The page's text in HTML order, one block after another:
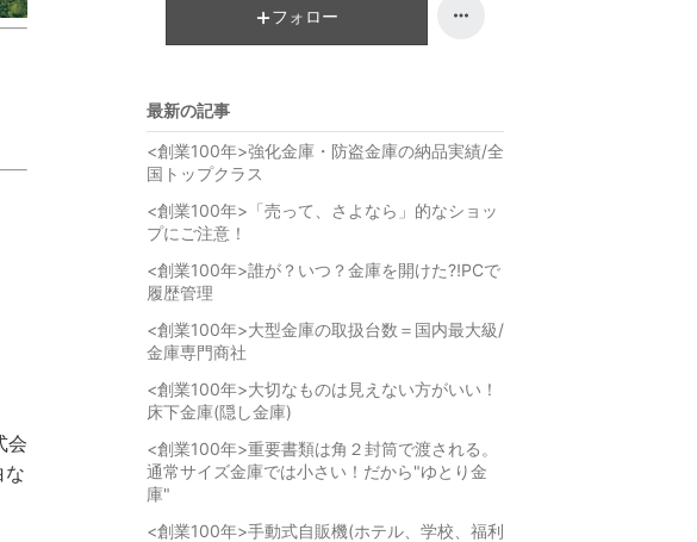
会
な
フォロー
最新の記事
<創業100年>強化金庫・防盗金庫の納品実績/全
国トップクラス
<創業100年>「売って、さよなら」的なショッ
プにご注意！
<創業100年>誰が？いつ？金庫を開けた⁈PCで
履歴管理
<創業100年>大型金庫の取扱台数＝国内最大級/
金庫専門商社
<創業100年>大切なものは見えない方がいい！
床下金庫(隠し金庫)
<創業100年>重要書類は角２封筒で渡される。
通常サイズ金庫では小さい！だから"ゆとり金
庫"
<創業100年>手動式自販機(ホテル、学校、福利